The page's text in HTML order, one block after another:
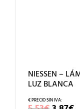
NIESSEN –
LUZ BLANCA